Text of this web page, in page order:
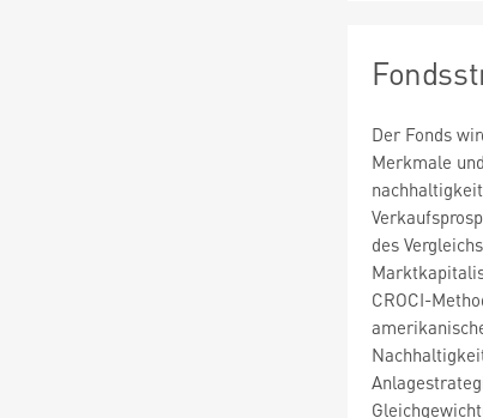
Der Fonds
Merkmale
des
CROCI-